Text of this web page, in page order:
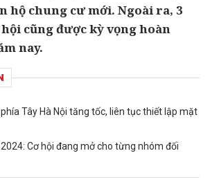
hộ chung cư mới. Ngoài ra, 3
cũng được kỳ vọng hoàn
nay.
Tây Hà Nội tăng tốc, liên tục thiết lập mặt
Cơ hội đang mở cho từng nhóm đối